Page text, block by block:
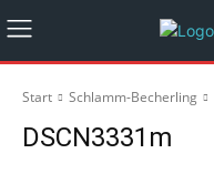
Start Schlamm-Becherling
DSCN3331m